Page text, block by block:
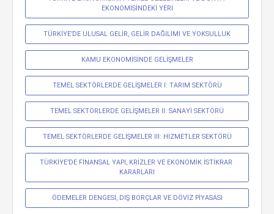
EKONOMİSİNDEKİ YERİ
TÜRKİYE’DE ULUSAL GELİR, GELİR DAĞILIMI VE YOKSULLUK
KAMU EKONOMİSİNDE GELİŞMELER
TEMEL SEKTÖRLERDE GELİŞMELER I: TARIM SEKTÖRÜ
TEMEL SEKTÖRLERDE GELİŞMELER II: SANAYİ SEKTÖRÜ
TEMEL SEKTÖRLERDE GELİŞMELER III: HİZMETLER SEKTÖRÜ
TÜRKİYE’DE FİNANSAL YAPI, KRİZLER VE EKONOMİK İSTİKRAR
KARARLARI
ÖDEMELER DENGESİ, DIŞ BORÇLAR VE DÖVİZ PİYASASI